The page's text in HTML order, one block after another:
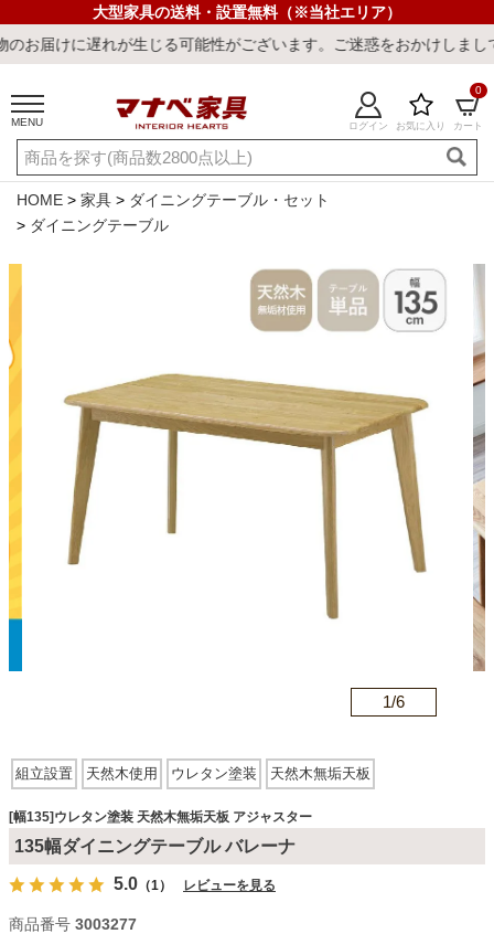
大型家具の送料・設置無料（※当社エリア）
じる可能性がございます。ご迷惑をおかけしまして誠に申し訳ござ
MENU ログイン お気に入り カート
0
ご利用ガイド 新規会員登録
店舗一覧 閲覧履歴
よくある質問
最短発送 ワークデスク ウィルトンラ
ダイニングテーブル・セット
椅子・チェア
HOME 家具
ダイニングテーブル・セット
ダイニングテーブル
1/6
組立設置 天然木使用 ウレタン塗装 天然木無垢天板
アジャスター有
[幅135]ウレタン塗装 天然木無垢天板 アジャスター
135幅ダイニングテーブル バレーナ
5.0 （1） レビューを見る
商品番号 3003277